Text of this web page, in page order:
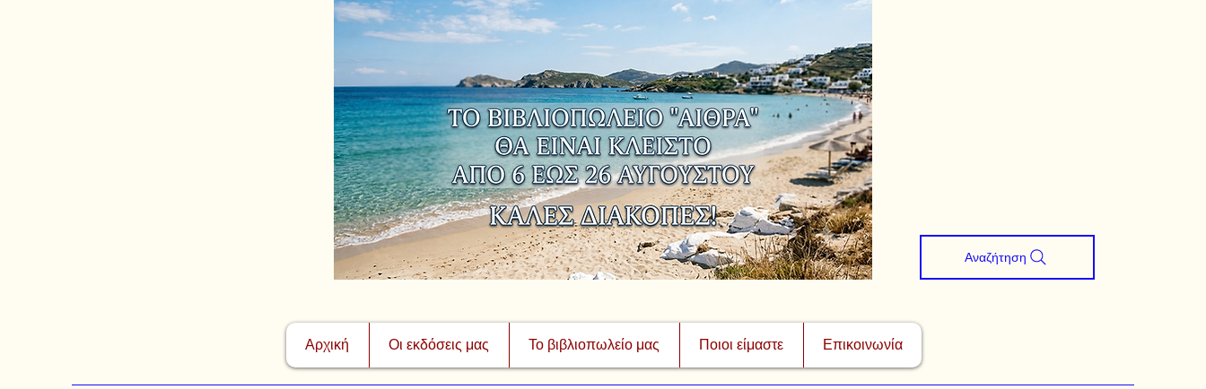
Αρχική Οι εκδόσεις μας Το βιβλιοπωλείο μας Ποιοι είμαστε Επικοινωνία
Αναζήτηση